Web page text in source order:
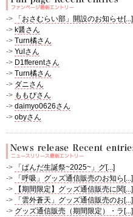
->
「おさむらい部」開設のお知らせ[...]
-> k醤さん
-> Turn橘さん
-> YuIさん
-> D1fferentさん
-> Turn橘さん
-> ダニさん
-> ももぴさん
-> daimyo0626さん
-> obyさん
->
「ぱんだ生誕祭~2025~」グ[...]
->
「呼吸」グッズ通信販売のお知ら[...]
->
【期間限定】グッズ通信販売に関[...]
->
「雲外蒼天」グッズ通信販売のお[...]
-> グッズ通信販売（期間限定）・ラ[...]